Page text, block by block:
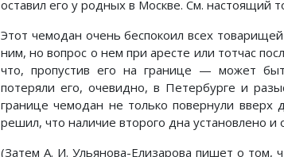
оставил его у родных в Москве. См. настоящий
Этот чемодан очень беспокоил всех
ним, но вопрос о нем при аресте или тотчас
что, пропустив его на границе — может
потеряли его, очевидно, в Петербурге и
границе чемодан не только повернули
решил, что наличие второго дна установлено и
(Затем А. И. Ульянова-Елизарова пишет о том,